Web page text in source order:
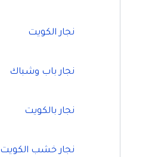
نجار الكويت
نجار باب وشباك
نجار بالكويت
نجار خشب الكويت